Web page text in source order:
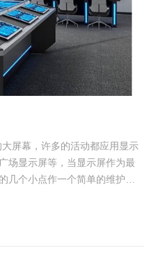
屏幕，许多的活动都应用显示
场显示屏等，当显示屏作为最
几个小点作一个简单的维护分
严重的先处理，小问题后处